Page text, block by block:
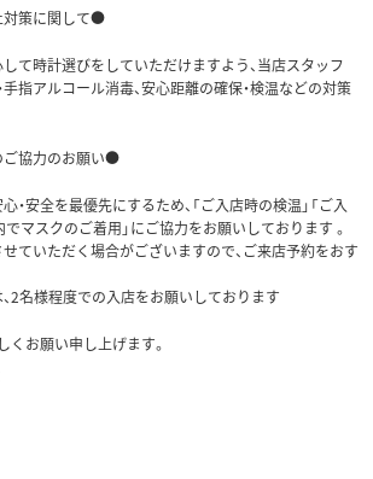
策に関して●
て時計選びをしていただけますよう、当店スタッフ
手指アルコール消毒、安心距離の確保・検温などの対策
協力のお願い●
・安全を最優先にするため、「ご入店時の検温」「ご入
でマスクのご着用」にご協力をお願いしております 。
ていただく場合がございますので、ご来店予約をおす
2名様程度での入店をお願いしております
くお願い申し上げます。